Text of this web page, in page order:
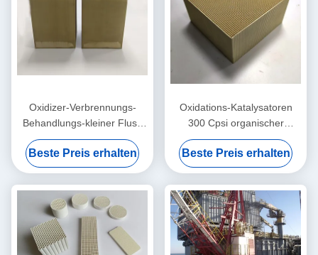
Oxidizer-Verbrennungs-
Behandlungs-kleiner Fluss
400 Cpsi Katalysator Rto
verbessernde thermische
Beste Preis erhalten
Oxidations-Katalysatoren
300 Cpsi organischer
Verbindungen RCO
entfernen flüchtige Industrie-
Abgas
Beste Preis erhalten